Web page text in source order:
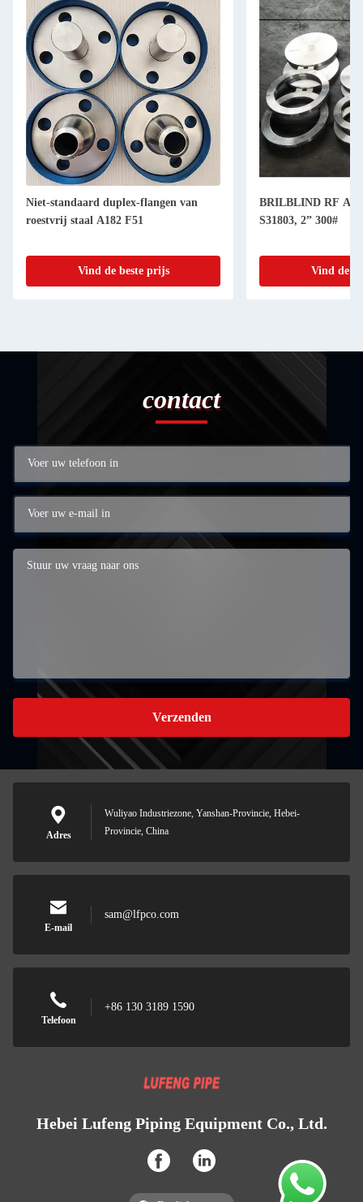
Niet-standaard duplex-flangen van
roestvrij staal A182 F51
Vind de beste prijs
BRILBLIND RF
S31803, 2” 300#
Vind de
contact
Verzenden
Adres
Wuliyao Industriezone, Yanshan-Provincie, Hebei-
Provincie, China
E-mail
sam@lfpco.com
Telefoon
+86 130 3189 1590
Hebei Lufeng Piping Equipment Co., Ltd.